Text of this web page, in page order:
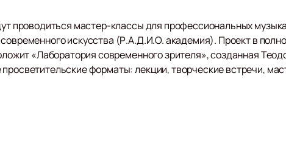
проводиться мастер-классы для профессиональных
искусства (Р.А.Д.И.О. академия). Проект в
«Лаборатория современного зрителя», созданная
форматы: лекции, творческие встречи,